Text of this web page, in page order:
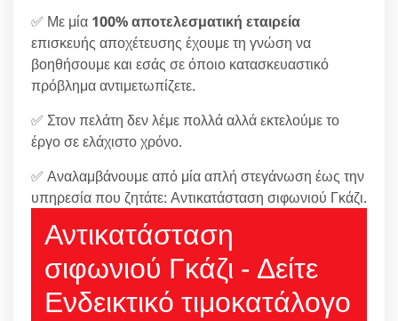
✅ Με μία 100% αποτελεσματική εταιρεία
επισκευής αποχέτευσης έχουμε τη γνώση να
βοηθήσουμε και εσάς σε όποιο κατασκευαστικό
πρόβλημα αντιμετωπίζετε.
✅ Στον πελάτη δεν λέμε πολλά αλλά εκτελούμε το
έργο σε ελάχιστο χρόνο.
✅ Αναλαμβάνουμε από μία απλή στεγάνωση έως την
υπηρεσία που ζητάτε: Αντικατάσταση σιφωνιού Γκάζι.
Αντικατάσταση
σιφωνιού Γκάζι - Δείτε
Ενδεικτικό τιμοκατάλογο